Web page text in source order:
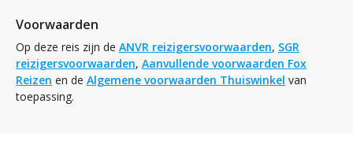
Voorwaarden
Op deze reis zijn de ANVR reizigersvoorwaarden, SGR
reizigersvoorwaarden, Aanvullende voorwaarden Fox
Reizen en de Algemene voorwaarden Thuiswinkel van
toepassing.